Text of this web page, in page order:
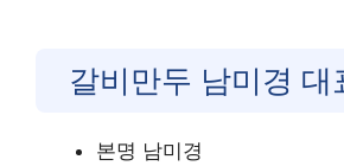
갈비만두 남미경 대
본명 남미경